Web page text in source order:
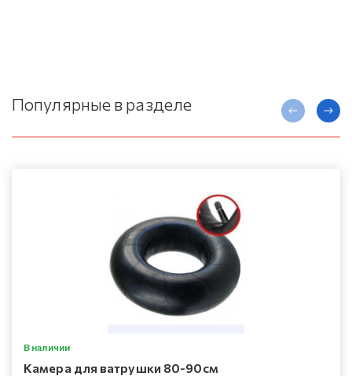
Популярные в разделе
В наличии
Камера для ватрушки 80-90см